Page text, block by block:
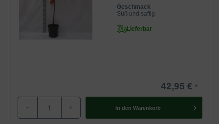
Geschmack
Süß und saftig
Lieferbar
42,95 €
- + In den Warenkorb